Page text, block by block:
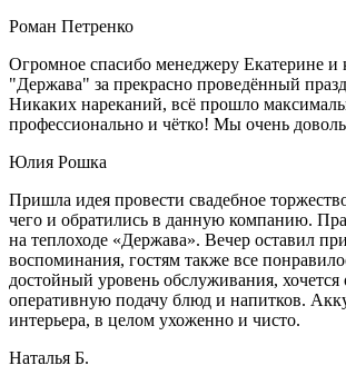
Роман Петренко
Огромное спасибо менеджеру Екатерине и
"Держава" за прекрасно проведённый
Никаких нареканий, всё прошло
профессионально и чётко! Мы очень
Юлия Рошка
Пришла идея провести свадебное
чего и обратились в данную компанию.
на теплоходе «Держава». Вечер оставил
воспоминания, гостям также все
достойный уровень обслуживания, хочется
оперативную подачу блюд и напитков.
интерьера, в целом ухоженно и чисто.
Наталья Б.